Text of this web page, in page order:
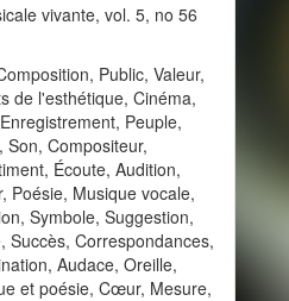
vivante, vol. 5, no 56
Public, Valeur,
de l'esthétique, Cinéma,
Peuple,
Son, Compositeur,
Écoute, Audition,
Poésie, Musique vocale,
Symbole, Suggestion,
Succès, Correspondances,
Audace, Oreille,
et poésie, Cœur, Mesure,